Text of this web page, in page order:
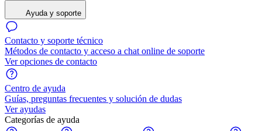
Ayuda y soporte
Contacto y soporte técnico
Métodos de contacto y acceso a chat online de soporte
Ver opciones de contacto
Centro de ayuda
Guías, preguntas frecuentes y solución de dudas
Ver ayudas
Categorías de ayuda